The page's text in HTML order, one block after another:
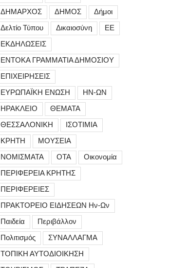
ΔΗΜΑΡΧΟΣ
ΔΗΜΟΣ
Δήμοι
Δελτίο Τύπου
Δικαιοσύνη
ΕΕ
ΕΚΔΗΛΩΣΕΙΣ
ΕΝΤΟΚΑ ΓΡΑΜΜΑΤΙΑ ΔΗΜΟΣΙΟΥ
ΕΠΙΧΕΙΡΗΣΕΙΣ
ΕΥΡΩΠΑΪΚΗ ΕΝΩΣΗ
ΗΝ-ΩΝ
ΗΡΑΚΛΕΙΟ
ΘΕΜΑΤΑ
ΘΕΣΣΑΛΟΝΙΚΗ
ΙΣΟΤΙΜΙΑ
ΚΡΗΤΗ
ΜΟΥΣΕΙΑ
ΝΟΜΙΣΜΑΤΑ
ΟΤΑ
Οικονομία
ΠΕΡΙΦΕΡΕΙΑ ΚΡΗΤΗΣ
ΠΕΡΙΦΕΡΕΙΕΣ
ΠΡΑΚΤΟΡΕΙΟ ΕΙΔΗΣΕΩΝ Ην-Ων
Παιδεία
Περιβάλλον
Πολιτισμός
ΣΥΝΑΛΛΑΓΜΑ
ΤΟΠΙΚΗ ΑΥΤΟΔΙΟΙΚΗΣΗ